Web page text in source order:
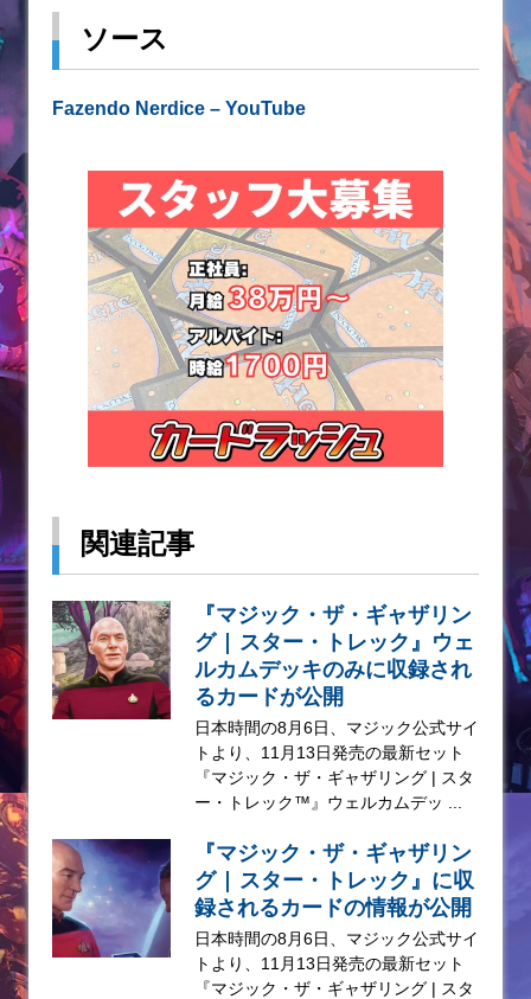
ソース
Fazendo Nerdice – YouTube
関連記事
『マジック・ザ・ギャザリン
グ | スター・トレック』ウェ
ルカムデッキのみに収録され
るカードが公開
日本時間の8月6日、マジック公式サイ
トより、11月13日発売の最新セット
『マジック・ザ・ギャザリング | スタ
ー・トレック™』ウェルカムデッ ...
『マジック・ザ・ギャザリン
グ | スター・トレック』に収
録されるカードの情報が公開
日本時間の8月6日、マジック公式サイ
トより、11月13日発売の最新セット
『マジック・ザ・ギャザリング | スタ